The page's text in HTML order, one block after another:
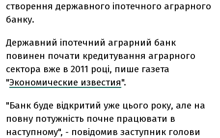
створення державного іпотечного аграрного
банку.
Державний іпотечний аграрний банк
повинен почати кредитування аграрного
сектора вже в 2011 році, пише газета
"Экономические известия".
"Банк буде відкритий уже цього року, але на
повну потужність почне працювати в
наступному", - повідомив заступник голови